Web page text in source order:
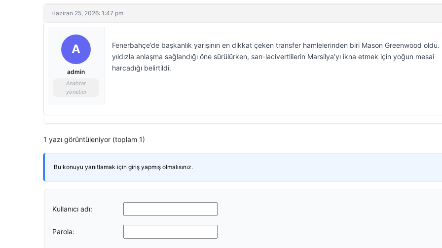
Haziran 25, 2026: 1:47 pm
A
admin
Anahtar
yönetici
Fenerbahçe’de başkanlık yarışının en dikkat çeken transfer hamlelerinden biri Mason Greenwood oldu.
yıldızla anlaşma sağlandığı öne sürülürken, sarı-lacivertlilerin Marsilya’yı ikna etmek için yoğun mesai
harcadığı belirtildi.
1 yazı görüntüleniyor (toplam 1)
Bu konuyu yanıtlamak için giriş yapmış olmalısınız.
Kullanıcı adı:
Parola: